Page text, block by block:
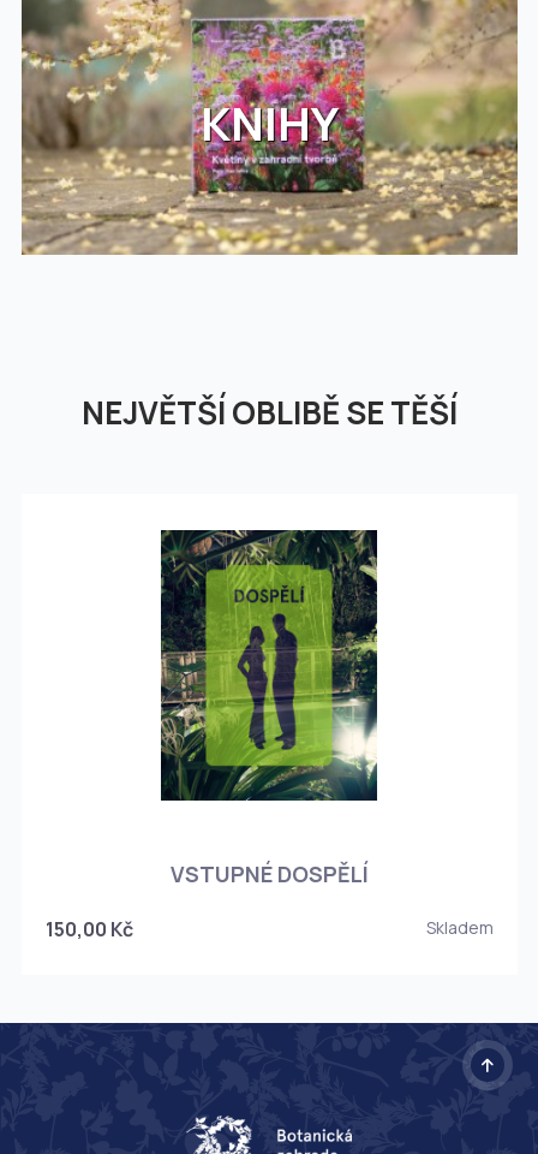
KNIHY
NEJVĚTŠÍ OBLIBĚ SE TĚŠÍ
VSTUPNÉ DOSPĚLÍ
150,00 Kč Skladem